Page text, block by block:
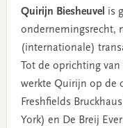
Quirijn Biesheuvel is
ondernemingsrecht,
(internationale)
Tot de oprichting
werkte Quirijn op de
Freshfields
York) en De Breij